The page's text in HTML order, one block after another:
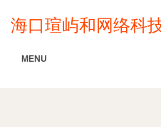
海口瑄屿和网络科
MENU